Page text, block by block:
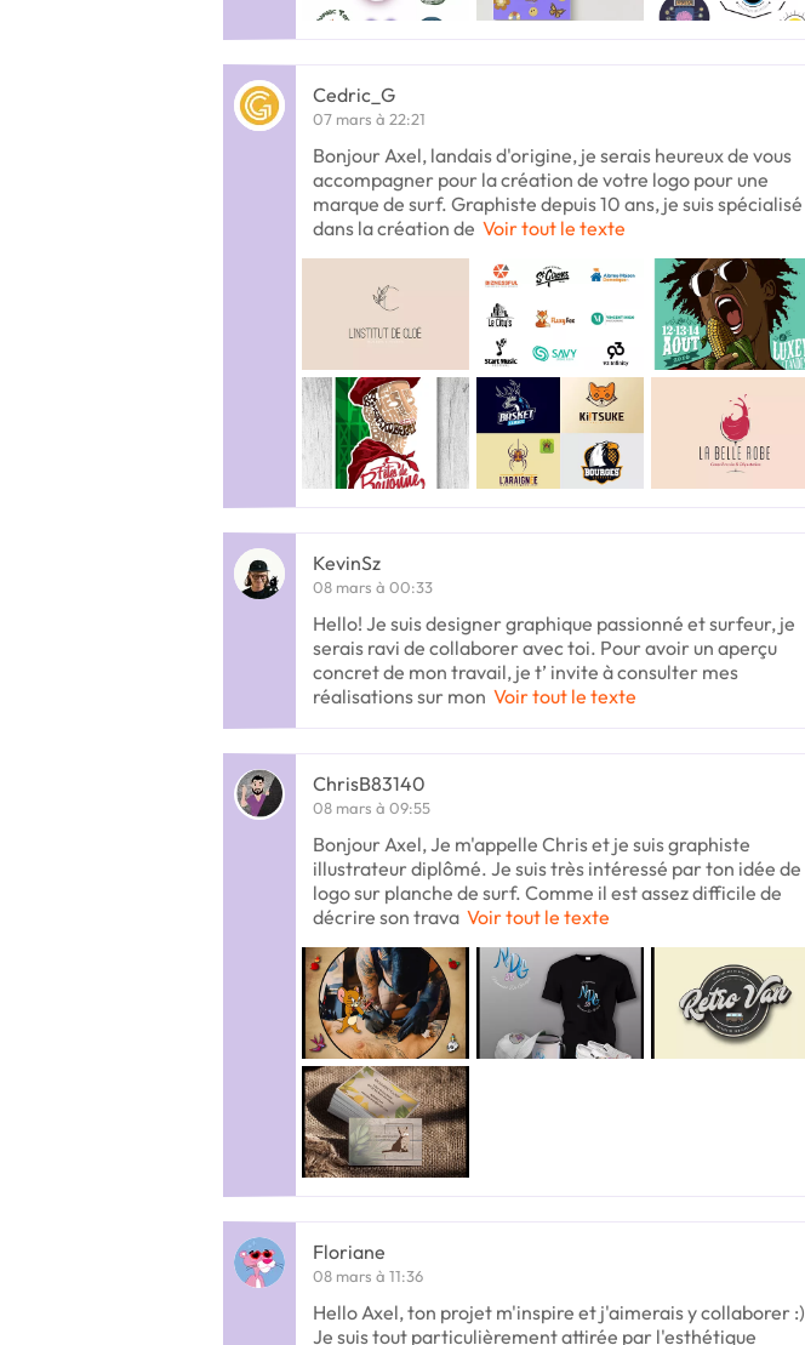
Cedric_G
07 mars à 22:21
Bonjour Axel, landais d'origine, je serais heureux de vous
accompagner pour la création de votre logo pour une
marque de surf. Graphiste depuis 10 ans, je suis spécialisé
dans la création de Voir tout le texte
KevinSz
08 mars à 00:33
Hello! Je suis designer graphique passionné et surfeur, je
serais ravi de collaborer avec toi. Pour avoir un aperçu
concret de mon travail, je t’ invite à consulter mes
réalisations sur mon Voir tout le texte
ChrisB83140
08 mars à 09:55
Bonjour Axel, Je m'appelle Chris et je suis graphiste
illustrateur diplômé. Je suis très intéressé par ton idée de
logo sur planche de surf. Comme il est assez difficile de
décrire son trava Voir tout le texte
Floriane
08 mars à 11:36
Hello Axel, ton projet m'inspire et j'aimerais y collaborer :)
Je suis tout particulièrement attirée par l'esthétique